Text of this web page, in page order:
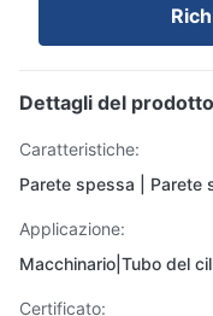
Dettagli del prodotto
Caratteristiche:
Parete spessa | Parete
Applicazione:
Macchinario|Tubo del
Certificato: